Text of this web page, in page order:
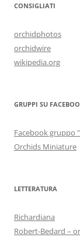
CONSIGLIATI
orchidphotos
orchidwire
wikipedia.org
GRUPPI SU
Facebook gruppo
Orchids Miniature
LETTERATURA
Richardiana
Robert-Bedard –